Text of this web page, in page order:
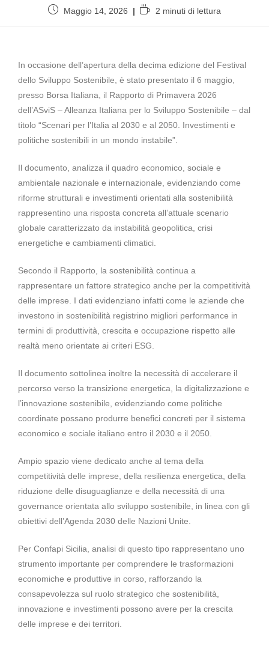
Maggio 14, 2026 2 minuti di lettura
In occasione dell’apertura della decima edizione del Festival
dello Sviluppo Sostenibile, è stato presentato il 6 maggio,
presso Borsa Italiana, il Rapporto di Primavera 2026
dell’ASviS – Alleanza Italiana per lo Sviluppo Sostenibile – dal
titolo “Scenari per l’Italia al 2030 e al 2050. Investimenti e
politiche sostenibili in un mondo instabile”.
Il documento, analizza il quadro economico, sociale e
ambientale nazionale e internazionale, evidenziando come
riforme strutturali e investimenti orientati alla sostenibilità
rappresentino una risposta concreta all’attuale scenario
globale caratterizzato da instabilità geopolitica, crisi
energetiche e cambiamenti climatici.
Secondo il Rapporto, la sostenibilità continua a
rappresentare un fattore strategico anche per la competitività
delle imprese. I dati evidenziano infatti come le aziende che
investono in sostenibilità registrino migliori performance in
termini di produttività, crescita e occupazione rispetto alle
realtà meno orientate ai criteri ESG.
Il documento sottolinea inoltre la necessità di accelerare il
percorso verso la transizione energetica, la digitalizzazione e
l’innovazione sostenibile, evidenziando come politiche
coordinate possano produrre benefici concreti per il sistema
economico e sociale italiano entro il 2030 e il 2050.
Ampio spazio viene dedicato anche al tema della
competitività delle imprese, della resilienza energetica, della
riduzione delle disuguaglianze e della necessità di una
governance orientata allo sviluppo sostenibile, in linea con gli
obiettivi dell’Agenda 2030 delle Nazioni Unite.
Per Confapi Sicilia, analisi di questo tipo rappresentano uno
strumento importante per comprendere le trasformazioni
economiche e produttive in corso, rafforzando la
consapevolezza sul ruolo strategico che sostenibilità,
innovazione e investimenti possono avere per la crescita
delle imprese e dei territori.